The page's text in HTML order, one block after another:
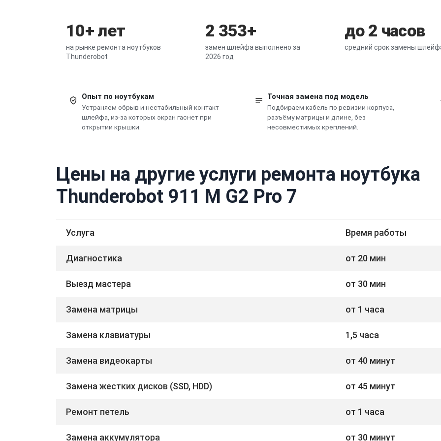
10+ лет
на рынке ремонта ноутбуков
Thunderobot
2 353+
замен шлейфа выполнено за
2026 год
до 2 часов
средний срок замены
Опыт по ноутбукам
Устраняем обрыв и нестабильный контакт
шлейфа, из-за которых экран гаснет при
открытии крышки.
Точная замена под модель
Подбираем кабель по ревизии корпуса,
разъёму матрицы и длине, без
несовместимых креплений.
Цены на другие услуги ремонта ноутбука
Thunderobot 911 M G2 Pro 7
Услуга Время работы
Диагностика от 20 мин
Выезд мастера от 30 мин
Замена матрицы от 1 часа
Замена клавиатуры 1,5 часа
Замена видеокарты от 40 минут
Замена жестких дисков (SSD, HDD) от 45 минут
Ремонт петель от 1 часа
Замена аккумулятора от 30 минут